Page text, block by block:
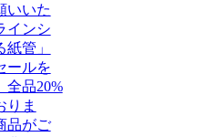
いいた
インシ
管」
ールを
全品20%
りま
品がご